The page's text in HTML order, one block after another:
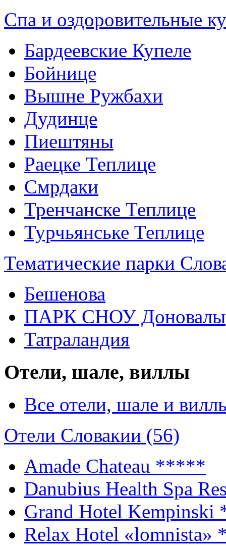
Спа и оздоровительные
Бардеевские Купеле
Бойнице
Вышне Ружбахи
Дудинце
Пиештяны
Раецке Теплице
Смрдаки
Тренчанске Теплице
Турчьянське Теплице
Тематические парки
Бешенова
ПАРК СНОУ Доновалы
Татраландия
Отели, шале, виллы
Все отели, шале и
Отели Словакии (56)
Amade Chateau *****
Danubius Health Spa
Grand Hotel Kempinski
Relax Hotel «lomnista»